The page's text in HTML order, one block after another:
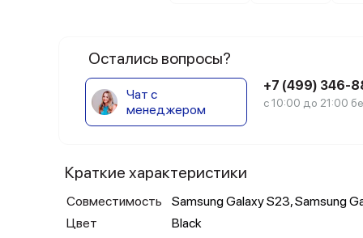
Остались вопросы?
Чат с
менеджером
+7 (499) 346-
с 10:00 до 21:00
Краткие характеристики
Совместимость
Samsung Galaxy S23, Samsung
Цвет
Black